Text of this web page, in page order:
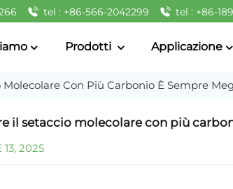
tel : +86-566-2042299 tel : +86-
Prodotti Applicazione
Con Più Carbonio È Sempre
il setaccio molecolare con più
13, 2025